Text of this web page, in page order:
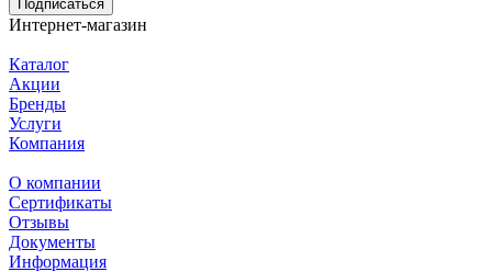
Подписаться
Интернет-магазин
Каталог
Акции
Бренды
Услуги
Компания
О компании
Сертификаты
Отзывы
Документы
Информация